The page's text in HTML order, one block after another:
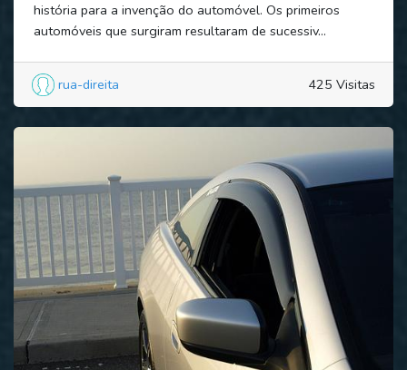
história para a invenção do automóvel. Os primeiros
automóveis que surgiram resultaram de sucessiv...
rua-direita 425 Visitas